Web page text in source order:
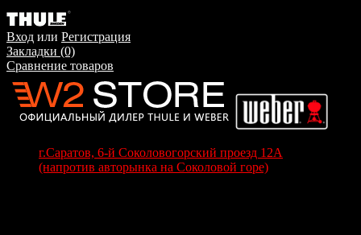
Вход или Регистрация
Закладки (0)
Сравнение товаров
г.Саратов, 6-й Соколовогорский проезд 12А
(напротив авторынка на Соколовой горе)